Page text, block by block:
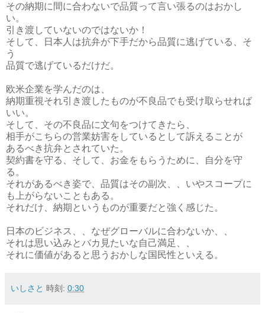
その納期に間に合わないで品質って言い張るのはおかし
い。
引き渡していないのではないか！
そして、日本人は抗弁が下手だから品質に逃げている、そ
う
品質で逃げているだけだ。
欧米企業を学んだのは、
納期重視それ引き渡したものが不良品でも受け取らせれば
いい。
そして、その不良品に文句をつけてきたら、
相手がこちらの営業妨害をしているとして訴えることが
あるべき抗弁とされていた。
契約書を守る、そして、お金をもらうために、自分を守
る。
それがあるべき姿で、品質はその副次、、いやスコープに
も上がらないこともある。
それだけ、納期というものが重要だと強く感じた。
日本のビジネス、、なぜグローバルに合わないか、、
それは思い込みとバカ見たいな自己満足、、
それに価値があると思うおかしな国民性といえる。
いしさと 時刻: 0:30